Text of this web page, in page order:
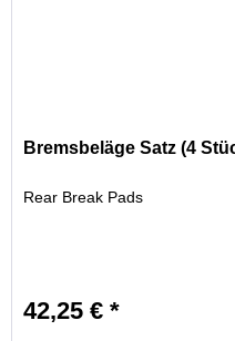
Bremsbeläge Satz (4
Rear Break Pads
42,25 € *